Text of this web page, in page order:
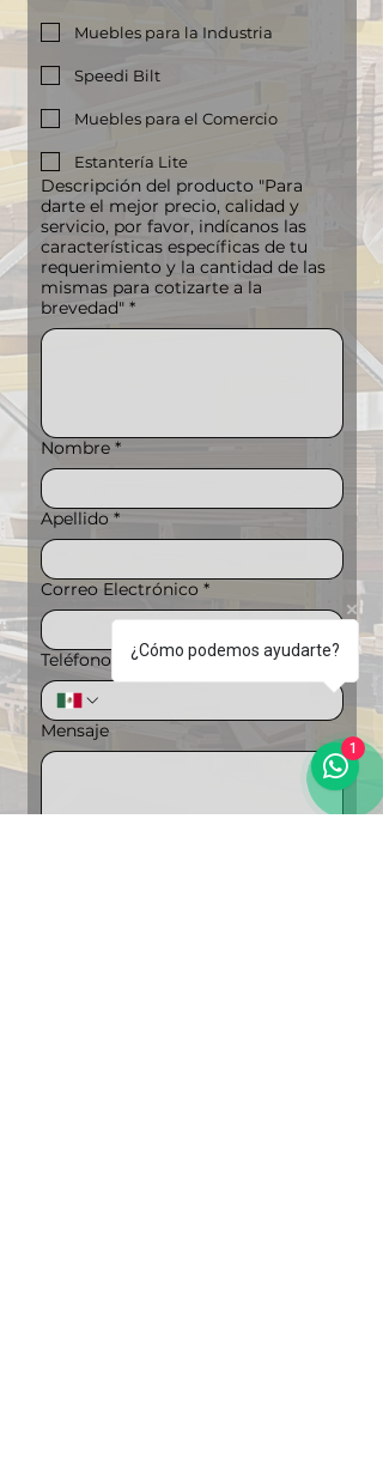
Muebles para la Industria
Speedi Bilt
Muebles para el Comercio
Estantería Lite
Descripción del producto "Para
darte el mejor precio, calidad y
servicio, por favor, indícanos las
características específicas de tu
requerimiento y la cantidad de las
mismas para cotizarte a la
brevedad" *
Nombre *
Apellido *
Correo Electrónico *
Teléfono
Mensaje
¿Cómo podemos ayudarte?
1